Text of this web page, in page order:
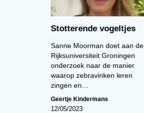
Stotterende vogeltjes
Sanne Moorman doet aan de
Rijksuniversiteit Groningen
onderzoek naar de manier
waarop zebravinken leren
zingen en…
Geertje Kindermans
12/05/2023